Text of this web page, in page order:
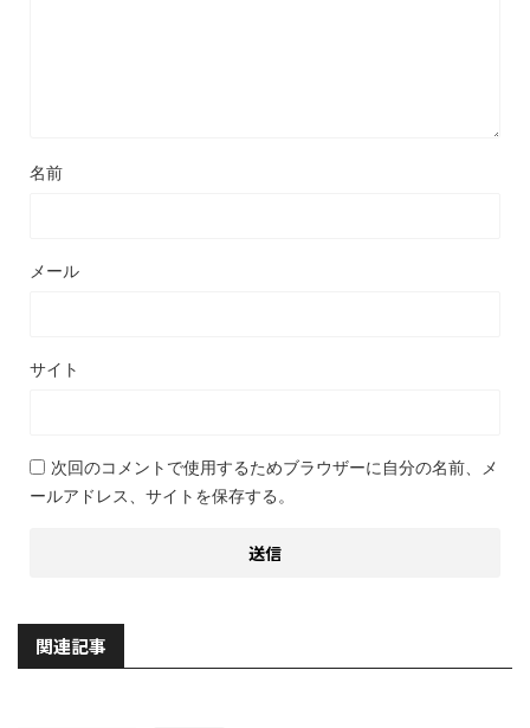
名前
メール
サイト
次回のコメントで使用するためブラウザーに自分の名前、メ
ールアドレス、サイトを保存する。
関連記事